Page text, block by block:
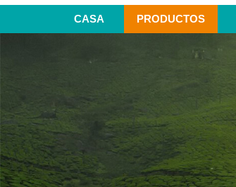
CASA PRODUCTOS